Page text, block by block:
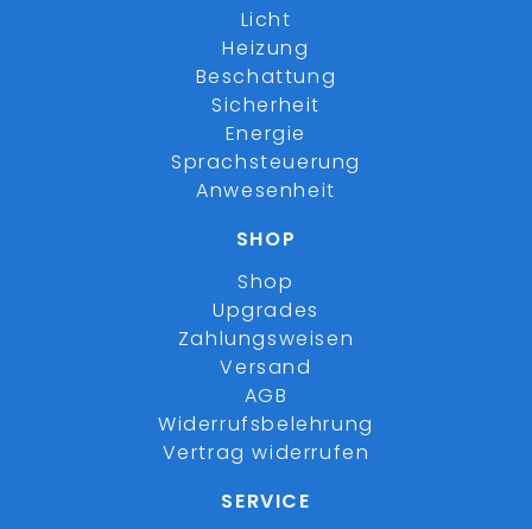
Licht
Heizung
Beschattung
Sicherheit
Energie
Sprachsteuerung
Anwesenheit
SHOP
Shop
Upgrades
Zahlungsweisen
Versand
AGB
Widerrufsbelehrung
Vertrag widerrufen
SERVICE